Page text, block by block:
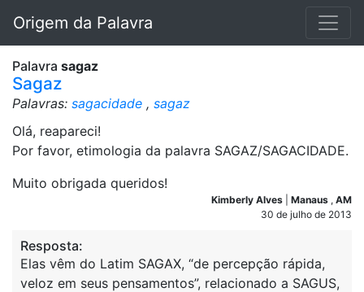
Origem da Palavra
Palavra sagaz
Sagaz
Palavras: sagacidade , sagaz
Olá, reapareci!
Por favor, etimologia da palavra SAGAZ/SAGACIDADE.
Muito obrigada queridos!
Kimberly Alves Manaus , AM
30 de julho de 2013
Resposta:
Elas vêm do Latim SAGAX, “de percepção rápida,
veloz em seus pensamentos”, relacionado a SAGUS,